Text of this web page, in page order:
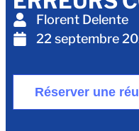
Florent Delente
22 septembre
Réserver une